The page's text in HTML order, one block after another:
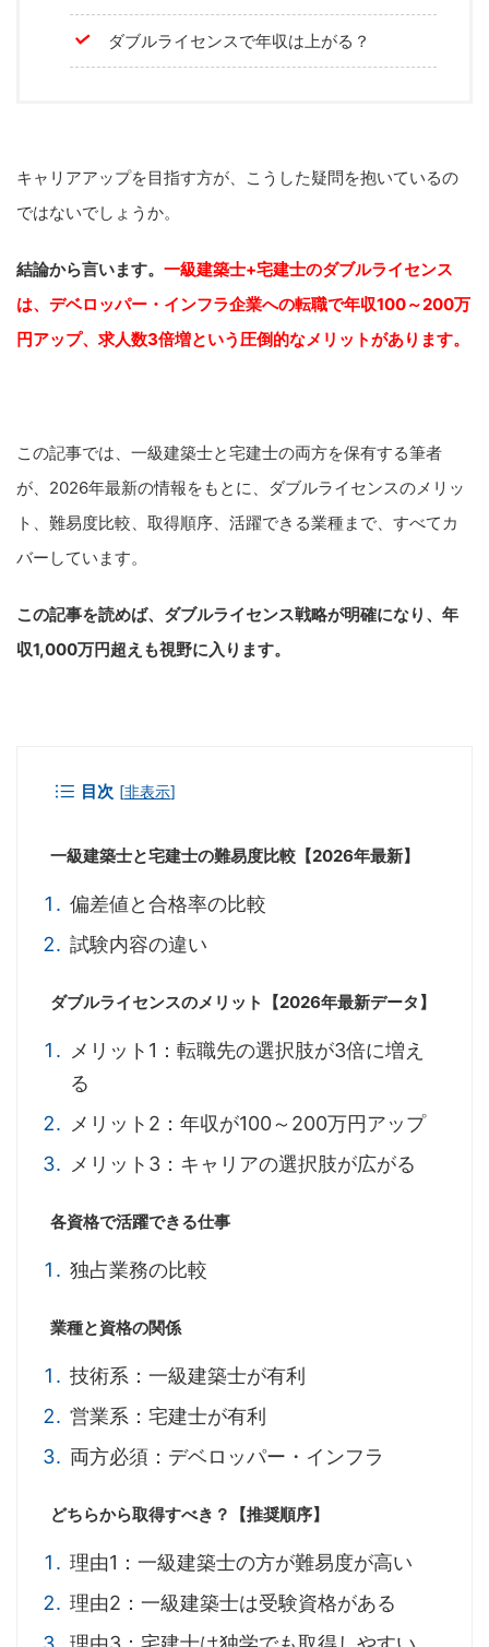
ダブルライセンスで年収は上がる？
キャリアアップを目指す方が、こうした疑問を抱いているの
ではないでしょうか。
結論から言います。 一級建築士+宅建士のダブルライセンス
は、デベロッパー・インフラ企業への転職で年収100～200万
円アップ、求人数3倍増という圧倒的なメリットがあります。
この記事では、一級建築士と宅建士の両方を保有する筆者
が、2026年最新の情報をもとに、ダブルライセンスのメリッ
ト、難易度比較、取得順序、活躍できる業種まで、すべてカ
バーしています。
この記事を読めば、ダブルライセンス戦略が明確になり、年
収1,000万円超えも視野に入ります。
目次 [非表示]
一級建築士と宅建士の難易度比較【2026年最新】
偏差値と合格率の比較
試験内容の違い
ダブルライセンスのメリット【2026年最新データ】
メリット1：転職先の選択肢が3倍に増え
る
メリット2：年収が100～200万円アップ
メリット3：キャリアの選択肢が広がる
各資格で活躍できる仕事
独占業務の比較
業種と資格の関係
技術系：一級建築士が有利
営業系：宅建士が有利
両方必須：デベロッパー・インフラ
どちらから取得すべき？【推奨順序】
理由1：一級建築士の方が難易度が高い
理由2：一級建築士は受験資格がある